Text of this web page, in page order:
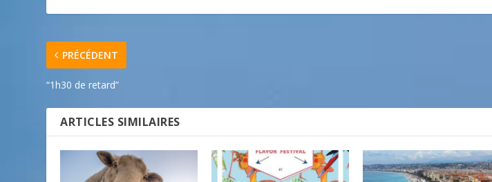
PRÉCÉDENT
“1h30 de retard”
ARTICLES SIMILAIRES